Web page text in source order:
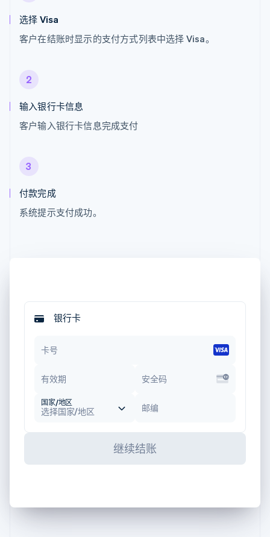
选择 Visa
客户在结账时显示的支付方式列表中选择 Visa。
2
输入银行卡信息
客户输入银行卡信息完成支付
3
付款完成
系统提示支付成功。
银行卡
卡号
有效期 安全码
国家/地区
选择国家/地区 邮编
继续结账